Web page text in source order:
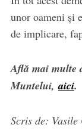
unor oameni și
de implicare,
Află mai multe
Muntelui,aici.
Scris de: Vasile